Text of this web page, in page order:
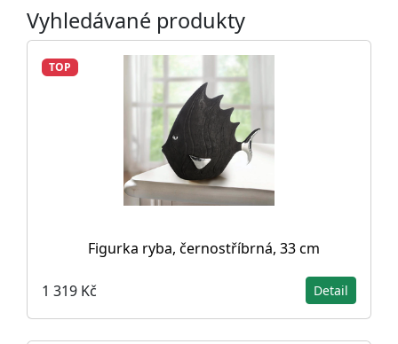
Vyhledávané produkty
TOP
Figurka ryba, černostříbrná, 33 cm
1 319 Kč Detail